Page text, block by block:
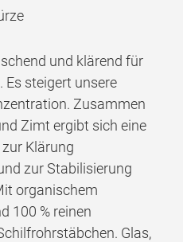
und klärend für
Es steigert unsere
Zusammen
Zimt ergibt sich eine
Klärung
zur Stabilisierung
organischem
100 % reinen
Glas,